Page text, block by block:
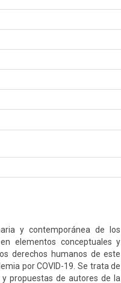
y contemporánea de los
elementos conceptuales y
derechos humanos de este
por COVID-19. Se trata de
propuestas de autores de la